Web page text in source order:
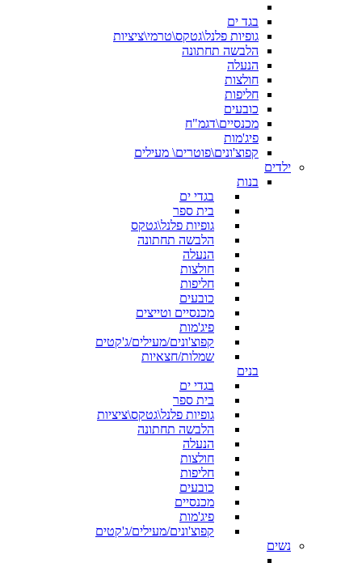
בגד ים
גופיות פלנל\גטקס\טרמי\ציציות
הלבשה תחתונה
הנעלה
חולצות
חליפות
כובעים
מכנסיים\דגמ"ח
פיג'מות
קפוצ'ונים\פוטרים\ מעילים
ילדים
בנות
בגדי ים
בית ספר
גופיות פלנל\גטקס
הלבשה תחתונה
הנעלה
חולצות
חליפות
כובעים
מכנסיים וטייצים
פיג'מות
קפוצ'ונים/מעילים/ג'קטים
שמלות/חצאיות
בנים
בגדי ים
בית ספר
גופיות פלנל\גטקס\ציציות
הלבשה תחתונה
הנעלה
חולצות
חליפות
כובעים
מכנסיים
פיג'מות
קפוצ'ונים/מעילים/ג'קטים
נשים